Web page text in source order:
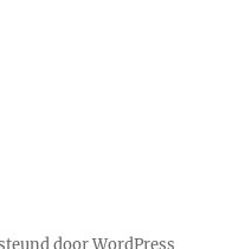
door WordPress